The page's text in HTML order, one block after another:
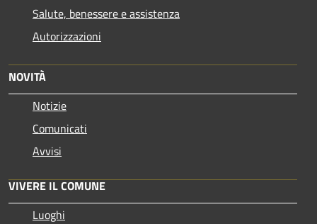
Salute, benessere e assistenza
Autorizzazioni
NOVITÀ
Notizie
Comunicati
Avvisi
VIVERE IL COMUNE
Luoghi